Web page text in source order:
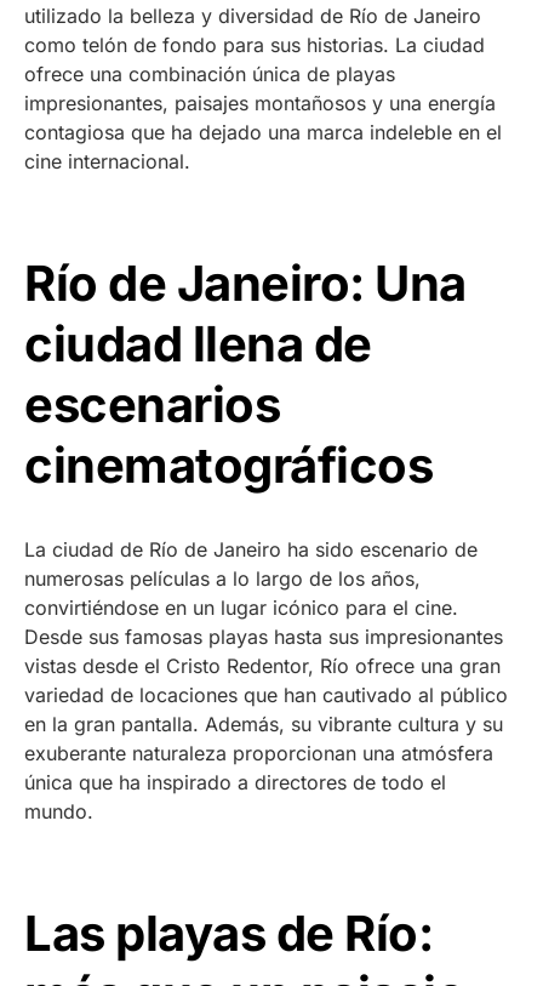
utilizado la belleza y diversidad de Río de Janeiro
como telón de fondo para sus historias. La ciudad
ofrece una combinación única de playas
impresionantes, paisajes montañosos y una energía
contagiosa que ha dejado una marca indeleble en el
cine internacional.
Río de Janeiro: Una
ciudad llena de
escenarios
cinematográficos
La ciudad de Río de Janeiro ha sido escenario de
numerosas películas a lo largo de los años,
convirtiéndose en un lugar icónico para el cine.
Desde sus famosas playas hasta sus impresionantes
vistas desde el Cristo Redentor, Río ofrece una gran
variedad de locaciones que han cautivado al público
en la gran pantalla. Además, su vibrante cultura y su
exuberante naturaleza proporcionan una atmósfera
única que ha inspirado a directores de todo el
mundo.
Las playas de Río: